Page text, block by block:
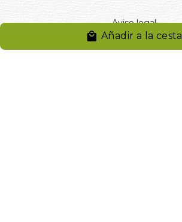
Añadir a la cesta
Aviso legal
Política de privacidad